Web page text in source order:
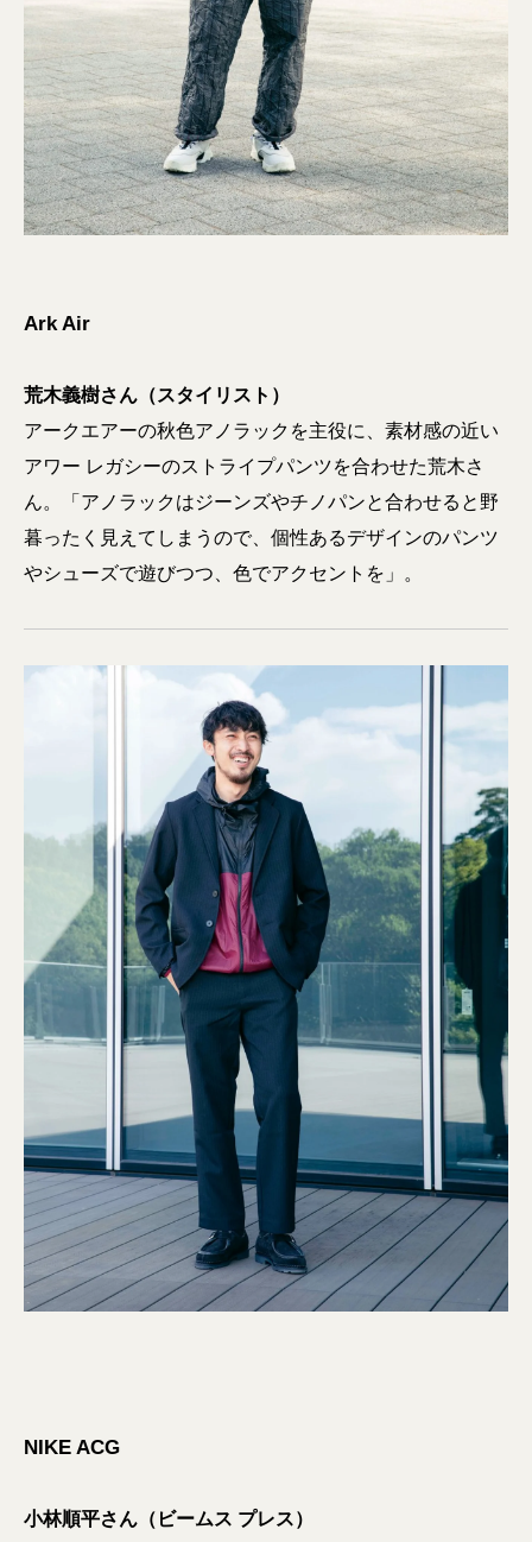
Ark Air
荒木義樹さん（スタイリスト）
アークエアーの秋色アノラックを主役に、素材感の近い
アワー レガシーのストライプパンツを合わせた荒木さ
ん。「アノラックはジーンズやチノパンと合わせると野
暮ったく見えてしまうので、個性あるデザインのパンツ
やシューズで遊びつつ、色でアクセントを」。
NIKE ACG
小林順平さん（ビームス プレス）